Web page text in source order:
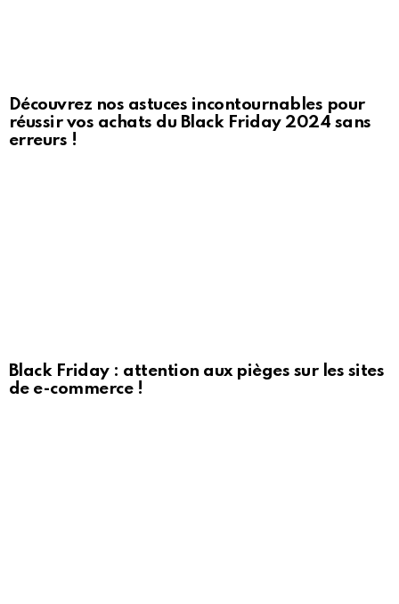
Découvrez nos astuces incontournables pour
réussir vos achats du Black Friday 2024 sans
erreurs !
Black Friday : attention aux pièges sur les sites
de e-commerce !